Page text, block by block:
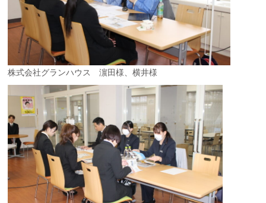
株式会社グランハウス 濵田様、横井様